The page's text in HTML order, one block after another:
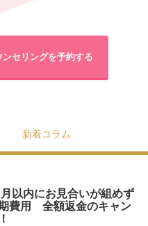
セリングを予約する
新着コラム
以内にお見合いが組めず
費用 全額返金のキャン